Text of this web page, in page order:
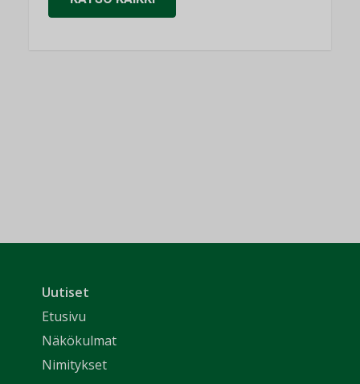
Uutiset
Etusivu
Näkökulmat
Nimitykset